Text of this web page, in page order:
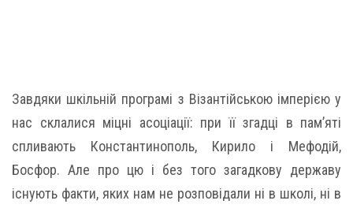
Завдяки шкільній програмі з Візантійською імперією у
нас склалися міцні асоціації: при її згадці в пам’яті
спливають Константинополь, Кирило і Мефодій,
Босфор. Але про цю і без того загадкову державу
існують факти, яких нам не розповідали ні в школі, ні в